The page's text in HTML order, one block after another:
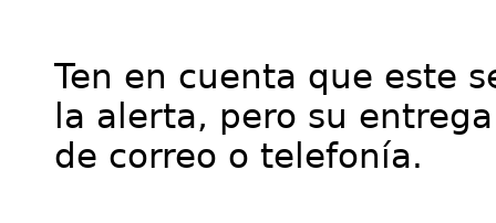
Ten en cuenta que este
la alerta, pero su
de correo o telefonía.